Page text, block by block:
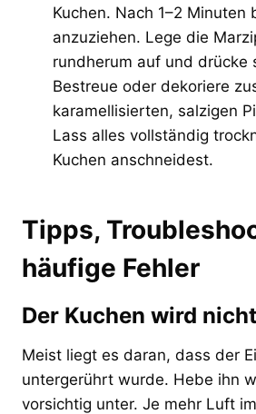
Kuchen. Nach 1–2 Minuten
anzuziehen. Lege die
rundherum auf und drücke
Bestreue oder dekoriere
karamellisierten, salzigen
Lass alles vollständig
Kuchen anschneidest.
Tipps,
häufige Fehler
Der Kuchen wird
Meist liegt es daran, dass der
untergerührt wurde. Hebe ihn
vorsichtig unter. Je mehr Luft